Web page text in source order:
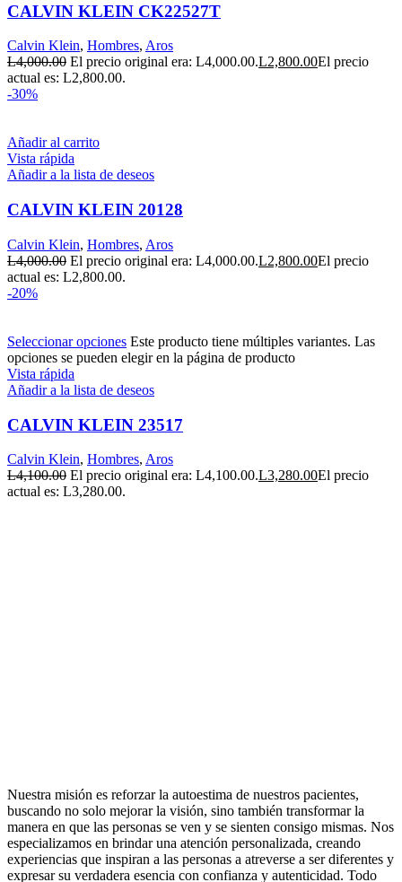
CALVIN KLEIN CK22527T
Calvin Klein, Hombres, Aros
L4,000.00 El precio original era: L4,000.00.L2,800.00El precio
actual es: L2,800.00.
-30%
Añadir al carrito
Vista rápida
Añadir a la lista de deseos
CALVIN KLEIN 20128
Calvin Klein, Hombres, Aros
L4,000.00 El precio original era: L4,000.00.L2,800.00El precio
actual es: L2,800.00.
-20%
Seleccionar opciones Este producto tiene múltiples variantes. Las
opciones se pueden elegir en la página de producto
Vista rápida
Añadir a la lista de deseos
CALVIN KLEIN 23517
Calvin Klein, Hombres, Aros
L4,100.00 El precio original era: L4,100.00.L3,280.00El precio
actual es: L3,280.00.
Nuestra misión es reforzar la autoestima de nuestros pacientes,
buscando no solo mejorar la visión, sino también transformar la
manera en que las personas se ven y se sienten consigo mismas. Nos
especializamos en brindar una atención personalizada, creando
experiencias que inspiran a las personas a atreverse a ser diferentes y
expresar su verdadera esencia con confianza y autenticidad. Todo